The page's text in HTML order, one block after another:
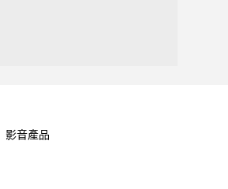
影音產品